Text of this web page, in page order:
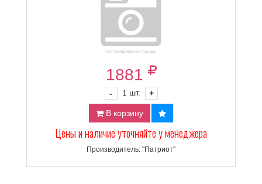
1881
- 1 шт. +
В корзину
Цены и наличие уточняйте у менеджера
Производитель: "Патриот"